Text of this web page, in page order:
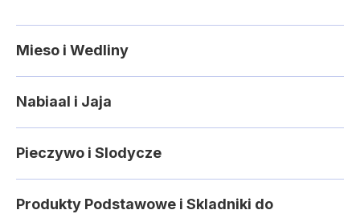
Mieso i Wedliny
Nabiaal i Jaja
Pieczywo i Slodycze
Produkty Podstawowe i Skladniki do